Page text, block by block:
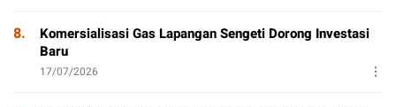
8.
Komersialisasi Gas Lapangan Sengeti Dorong Investasi
Baru
17/07/2026